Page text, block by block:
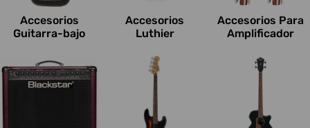
e
s
Accesorios
Guitarra-bajo
Accesorios
Luthier
Accesorios Para
Amplificador